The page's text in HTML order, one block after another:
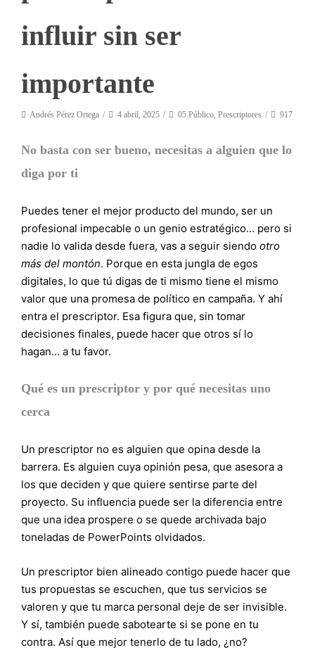
influir sin ser
importante
Andrés Pérez Ortega 4 abril, 2025 05.Público, Prescriptores 917
No basta con ser bueno, necesitas a alguien que lo
diga por ti
Puedes tener el mejor producto del mundo, ser un
profesional impecable o un genio estratégico… pero si
nadie lo valida desde fuera, vas a seguir siendo otro
más del montón. Porque en esta jungla de egos
digitales, lo que tú digas de ti mismo tiene el mismo
valor que una promesa de político en campaña. Y ahí
entra el prescriptor. Esa figura que, sin tomar
decisiones finales, puede hacer que otros sí lo
hagan… a tu favor.
Qué es un prescriptor y por qué necesitas uno
cerca
Un prescriptor no es alguien que opina desde la
barrera. Es alguien cuya opinión pesa, que asesora a
los que deciden y que quiere sentirse parte del
proyecto. Su influencia puede ser la diferencia entre
que una idea prospere o se quede archivada bajo
toneladas de PowerPoints olvidados.
Un prescriptor bien alineado contigo puede hacer que
tus propuestas se escuchen, que tus servicios se
valoren y que tu marca personal deje de ser invisible.
Y sí, también puede sabotearte si se pone en tu
contra. Así que mejor tenerlo de tu lado, ¿no?